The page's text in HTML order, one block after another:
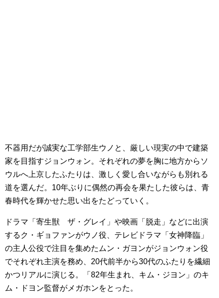
不器用だが誠実な工学部生ウノと、厳しい現実の中で建築
家を目指すジョンウォン。それぞれの夢を胸に地方からソ
ウルへ上京したふたりは、激しく愛し合いながらも別れる
道を選んだ。10年ぶりに偶然の再会を果たした彼らは、青
春時代を輝かせた思い出をたどっていく。
ドラマ「寄生獣 ザ・グレイ」や映画「脱走」などに出演
するク・ギョファンがウノ役、テレビドラマ「女神降臨」
の主人公役で注目を集めたムン・ガヨンがジョンウォン役
でそれぞれ主演を務め、20代前半から30代のふたりを繊細
かつリアルに演じる。「82年生まれ、キム・ジヨン」のキ
ム・ドヨン監督がメガホンをとった。